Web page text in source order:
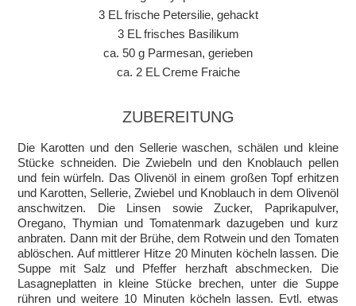
3 EL frische Petersilie, gehackt
3 EL frisches Basilikum
ca. 50 g Parmesan, gerieben
ca. 2 EL Creme Fraiche
ZUBEREITUNG
Die Karotten und den Sellerie waschen, schälen und kleine
Stücke schneiden. Die Zwiebeln und den Knoblauch pellen
und fein würfeln. Das Olivenöl in einem großen Topf erhitzen
und Karotten, Sellerie, Zwiebel und Knoblauch in dem Olivenöl
anschwitzen. Die Linsen sowie Zucker, Paprikapulver,
Oregano, Thymian und Tomatenmark dazugeben und kurz
anbraten. Dann mit der Brühe, dem Rotwein und den Tomaten
ablöschen. Auf mittlerer Hitze 20 Minuten köcheln lassen. Die
Suppe mit Salz und Pfeffer herzhaft abschmecken. Die
Lasagneplatten in kleine Stücke brechen, unter die Suppe
rühren und weitere 10 Minuten köcheln lassen. Evtl. etwas